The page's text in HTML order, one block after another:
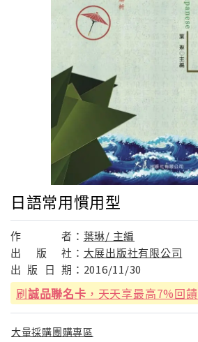
日語常用慣用型
作 者： 葉琳/ 主編
出
版 社： 大展出版社有限公司
出 版 日 期： 2016/11/30
刷誠品聯名卡 ，天天享最高7%回饋
大量採購團購專區